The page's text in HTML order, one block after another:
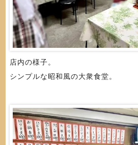
店内の様子。
シンプルな昭和風の大衆食堂。